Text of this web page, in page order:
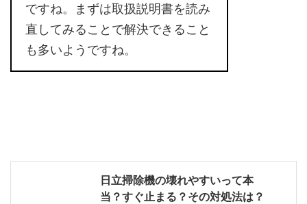
ですね。まずは取扱説明書を読み
直してみることで解決できること
も多いようですね。
日立掃除機の壊れやすいって本
当？すぐ止まる？その対処法は？